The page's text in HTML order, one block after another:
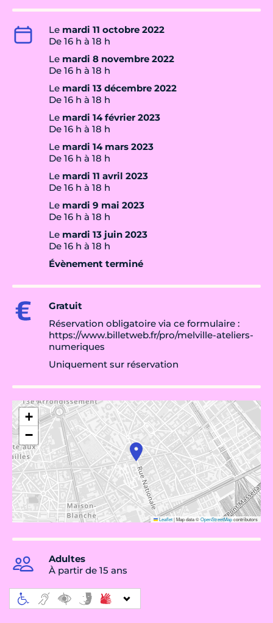
Le mardi 11 octobre 2022
De 16 h à 18 h
Le mardi 8 novembre 2022
De 16 h à 18 h
Le mardi 13 décembre 2022
De 16 h à 18 h
Le mardi 14 février 2023
De 16 h à 18 h
Le mardi 14 mars 2023
De 16 h à 18 h
Le mardi 11 avril 2023
De 16 h à 18 h
Le mardi 9 mai 2023
De 16 h à 18 h
Le mardi 13 juin 2023
De 16 h à 18 h
Évènement terminé
Gratuit
Réservation obligatoire via ce formulaire :
https://www.billetweb.fr/pro/melville-ateliers-
numeriques
Uniquement sur réservation
+
−
Leaflet|Map data ©OpenStreetMapcontributors
Adultes
À partir de 15 ans